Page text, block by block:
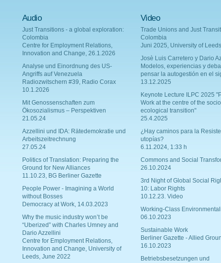
Audio
Just Transitions - a global exploration:
Colombia
Centre for Employment Relations,
Innovation and Change, 26.1.2026
Analyse und Einordnung des US-
Angriffs auf Venezuela
Radiozwitschern #39, Radio Corax
10.1.2026
Mit Genossenschaften zum
Ökosozialismus – Perspektiven
21.05.24
Azzellini und IDA: Rätedemokratie und
Arbeitszeitrechnung
27.05.24
Politics of Translation: Preparing the
Ground for New Alliances
11.10.23, BG Berliner Gazette
People Power - Imagining a World
without Bosses
Democracy at Work, 14.03.2023
Why the music industry won’t be
“Uberized” with Charles Umney and
Dario Azzellini
Centre for Employment Relations,
Innovation and Change, University of
Leeds, June 2022
Video
Trade Unions and Just
Colombia
Juni 2025, University of Leeds
Josè Luis Carretero y Dario
Modelos, experiencias y
pensar la autogestión en el
13.12.2025
Keynote Lecture ILPC 2025
Work at the centre of the
ecological transition"
25.4.2025
¿Hay caminos para la
utopías?
6.11.2024, 1:33 h
Commons and Social
26.10.2024
3rd Night of Global Social
10: Labor Rights
10.12.23. Video
Working-Class
06.10.2023
Sustainable Work
Berliner Gazette - Allied
16.10.2023
Betriebsbesetzungen und